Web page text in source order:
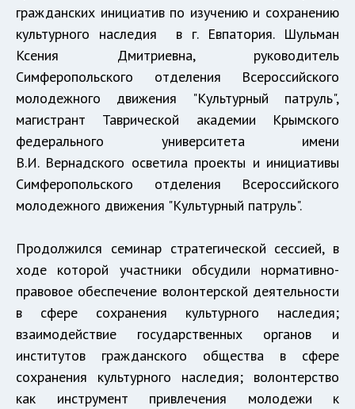
гражданских инициатив по изучению и сохранению
культурного наследия в г. Евпатория. Шульман
Ксения Дмитриевна, руководитель
Симферопольского отделения Всероссийского
молодежного движения "Культурный патруль",
магистрант Таврической академии Крымского
федерального университета имени
В.И. Вернадского осветила проекты и инициативы
Симферопольского отделения Всероссийского
молодежного движения "Культурный патруль".
Продолжился семинар стратегической сессией, в
ходе которой участники обсудили нормативно-
правовое обеспечение волонтерской деятельности
в сфере сохранения культурного наследия;
взаимодействие государственных органов и
институтов гражданского общества в сфере
сохранения культурного наследия; волонтерство
как инструмент привлечения молодежи к